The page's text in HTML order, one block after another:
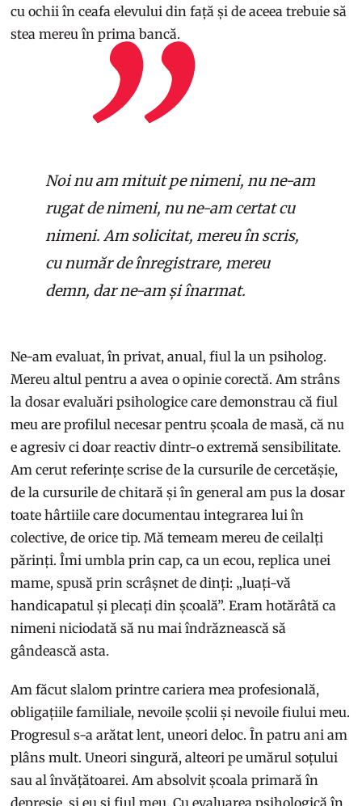
cu ochii în ceafa elevului din față și de aceea trebuie să
stea mereu în prima bancă.
Noi nu am mituit pe nimeni, nu ne-am
rugat de nimeni, nu ne-am certat cu
nimeni. Am solicitat, mereu în scris,
cu număr de înregistrare, mereu
demn, dar ne-am și înarmat.
Ne-am evaluat, în privat, anual, fiul la un psiholog.
Mereu altul pentru a avea o opinie corectă. Am strâns
la dosar evaluări psihologice care demonstrau că fiul
meu are profilul necesar pentru școala de masă, că nu
e agresiv ci doar reactiv dintr-o extremă sensibilitate.
Am cerut referințe scrise de la cursurile de cercetășie,
de la cursurile de chitară și în general am pus la dosar
toate hârtiile care documentau integrarea lui în
colective, de orice tip. Mă temeam mereu de ceilalți
părinți. Îmi umbla prin cap, ca un ecou, replica unei
mame, spusă prin scrâșnet de dinți: „luați-vă
handicapatul și plecați din școală”. Eram hotărâtă ca
nimeni niciodată să nu mai îndrăznească să
gândească asta.
Am făcut slalom printre cariera mea profesională,
obligațiile familiale, nevoile școlii și nevoile fiului meu.
Progresul s-a arătat lent, uneori deloc. În patru ani am
plâns mult. Uneori singură, alteori pe umărul soțului
sau al învățătoarei. Am absolvit școala primară în
depresie, și eu și fiul meu. Cu evaluarea psihologică în